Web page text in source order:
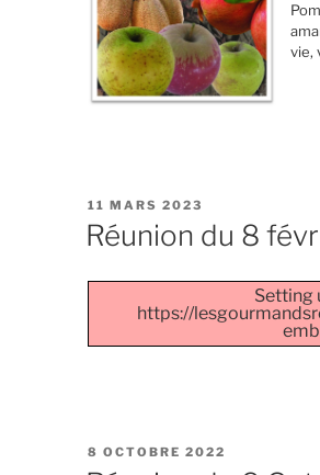
vie,
PUBLIÉ
LE
11 MARS 2023
Réunion du 8
Setting
https://
PUBLIÉ
8 OCTOBRE 2022